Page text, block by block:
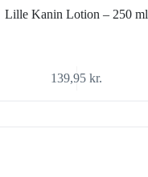
Lille Kanin Lotion – 250 ml
139,95kr.